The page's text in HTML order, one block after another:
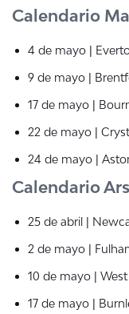
Calendario
4 de mayo |
9 de mayo |
17 de mayo |
22 de mayo |
24 de mayo |
Calendario
25 de abril |
2 de mayo |
10 de mayo |
17 de mayo |